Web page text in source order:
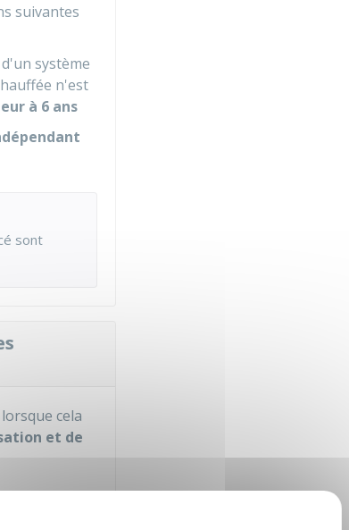
suivantes
système
n'est
à 6 ans
sont
cela
et de